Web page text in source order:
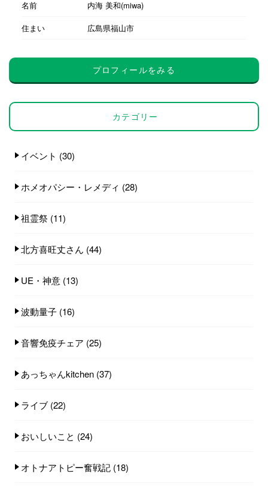
名前
内海 美和(miwa)
住まい
広島県福山市
プロフィールをみる
カテゴリー
イベント (30)
ホメオパシー・レメディ (28)
祖霊祭 (11)
北方喜旺丈さん (44)
UE・神意 (13)
波動量子 (16)
音響免疫チェア (25)
あっちゃんkitchen (37)
ライブ (22)
おいしいこと (24)
オトナアトピー奮戦記 (18)